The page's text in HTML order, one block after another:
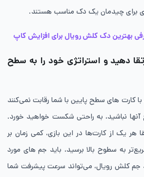
برای چیدمان یک دک مناسب هستند.
بهترین دک کلش رویال برای افزایش کاپ
دهید و استراتژی خود را به سطح
کارت های سطح پایین با شما رقابت نمی‌کنند
نباشید، به راحتی شکست خواهید خورد.
هر یک از کارت‌ها در این بازی، کمی زمان بر
به سطوح بالا برسید، باید جم های مورد
جم کلش رویال، می‌تواند سرعت پیشرفت شما